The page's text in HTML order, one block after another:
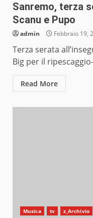
Sanremo, terza
Scanu e Pupo
admin Febbraio 19,
Terza serata
Big per il
Read More
Musica tv z_Archivio